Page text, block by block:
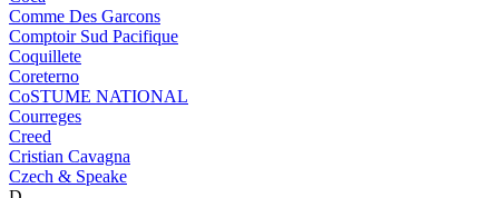
Comme Des Garcons
Comptoir Sud Pacifique
Coquillete
Coreterno
CoSTUME NATIONAL
Courreges
Creed
Cristian Cavagna
Czech & Speake